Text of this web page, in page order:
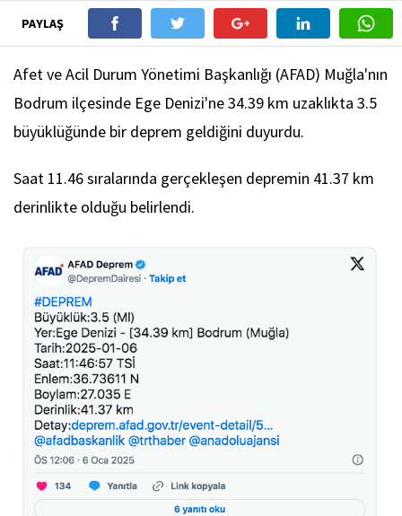
PAYLAŞ
Afet ve Acil Durum Yönetimi Başkanlığı (AFAD) Muğla'nın
Bodrum ilçesinde Ege Denizi'ne 34.39 km uzaklıkta 3.5
büyüklüğünde bir deprem geldiğini duyurdu.
Saat 11.46 sıralarında gerçekleşen depremin 41.37 km
derinlikte olduğu belirlendi.